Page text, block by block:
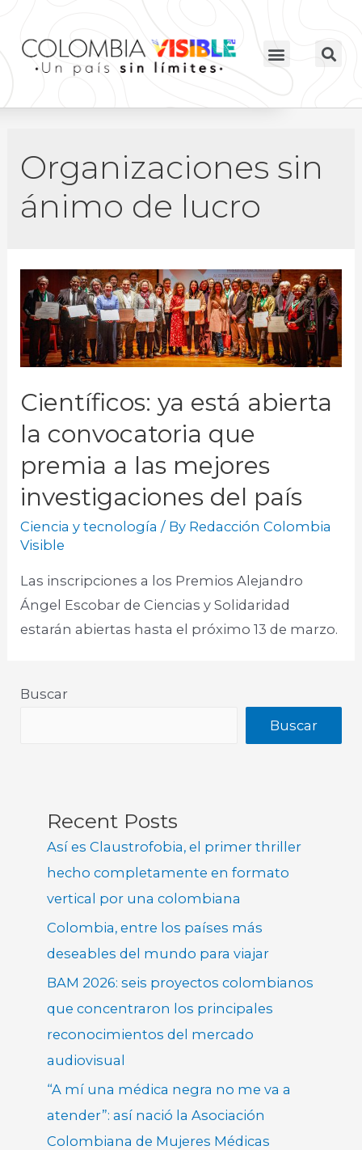
Organizaciones sin
ánimo de lucro
Científicos: ya está abierta
la convocatoria que
premia a las mejores
investigaciones del país
Ciencia y tecnología / By Redacción Colombia
Visible
Las inscripciones a los Premios Alejandro
Ángel Escobar de Ciencias y Solidaridad
estarán abiertas hasta el próximo 13 de marzo.
Buscar
Buscar
Recent Posts
Así es Claustrofobia, el primer thriller
hecho completamente en formato
vertical por una colombiana
Colombia, entre los países más
deseables del mundo para viajar
BAM 2026: seis proyectos colombianos
que concentraron los principales
reconocimientos del mercado
audiovisual
“A mí una médica negra no me va a
atender”: así nació la Asociación
Colombiana de Mujeres Médicas